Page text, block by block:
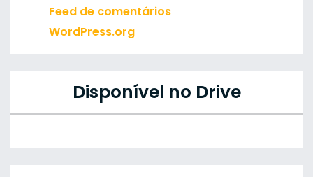
Feed de comentários
WordPress.org
Disponível no Drive